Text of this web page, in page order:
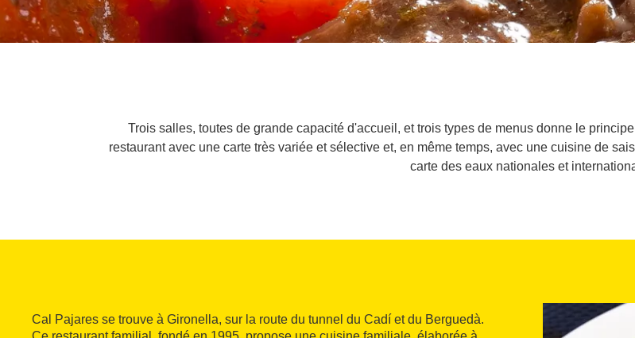
Trois salles, toutes de grande capacité d'accueil, et trois types de menus donne le
restaurant avec une carte très variée et sélective et, en même temps, avec une cuisine de
carte des eaux nationales et
Cal Pajares se trouve à Gironella, sur la route du tunnel du Cadí et du Berguedà.